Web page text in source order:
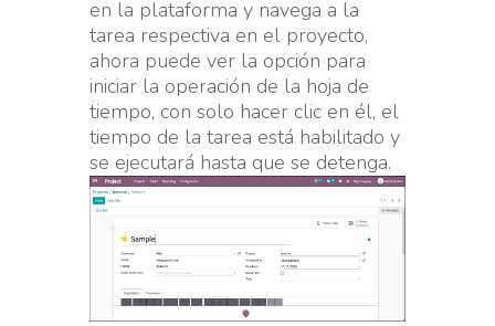
en la plataforma y navega a la
tarea respectiva en el proyecto,
ahora puede ver la opción para
iniciar la operación de la hoja de
tiempo, con solo hacer clic en él, el
tiempo de la tarea está habilitado y
se ejecutará hasta que se detenga.